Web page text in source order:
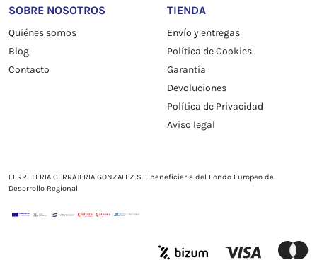
SOBRE NOSOTROS
Quiénes somos
Blog
Contacto
TIENDA
Envío y entregas
Política de Cookies
Garantía
Devoluciones
Política de Privacidad
Aviso legal
FERRETERIA CERRAJERIA GONZALEZ S.L. beneficiaria del Fondo Europeo de
Desarrollo Regional